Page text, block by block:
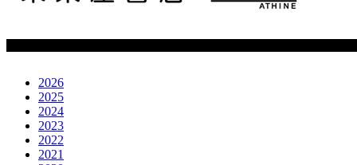
2026
2025
2024
2023
2022
2021